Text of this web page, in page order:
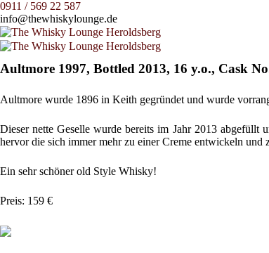
0911 / 569 22 587
info@thewhiskylounge.de
Aultmore 1997, Bottled 2013, 16 y.o., Cask
Aultmore wurde 1896 in Keith gegründet und wurde
Dieser nette Geselle wurde bereits im Jahr 2013
hervor die sich immer mehr zu einer Creme entwickeln
Ein sehr schöner old Style Whisky!
Preis: 159 €